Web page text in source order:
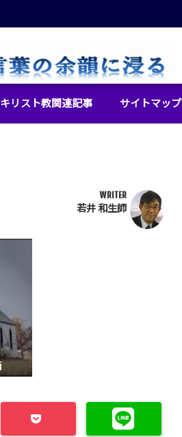
キリスト教関連記事 サイトマップ
WRITER
若井 和生師